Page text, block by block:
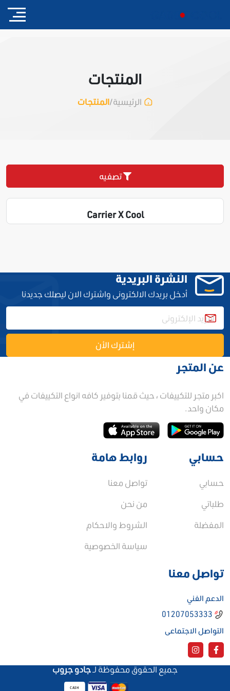
المنتجات
الرئيسية/المنتجات
تصفيه
Carrier X Cool
النشرة البريدية
أدخل بريدك الالكترونى واشترك الان ليصلك جديدنا
إشترك الأن
عن المتجر
اكبر متجر للتكييفات ، حيث قمنا بتوفير كافه انواع التكييفات في
مكان واحد.
حسابي
حسابي
طلباتي
المفضلة
روابط هامة
تواصل معنا
من نحن
الشروط والاحكام
سياسة الخصوصية
تواصل معنا
الدعم الفني
التواصل الاجتماعى
جميع الحقوق محفوظة لـجادو جروب